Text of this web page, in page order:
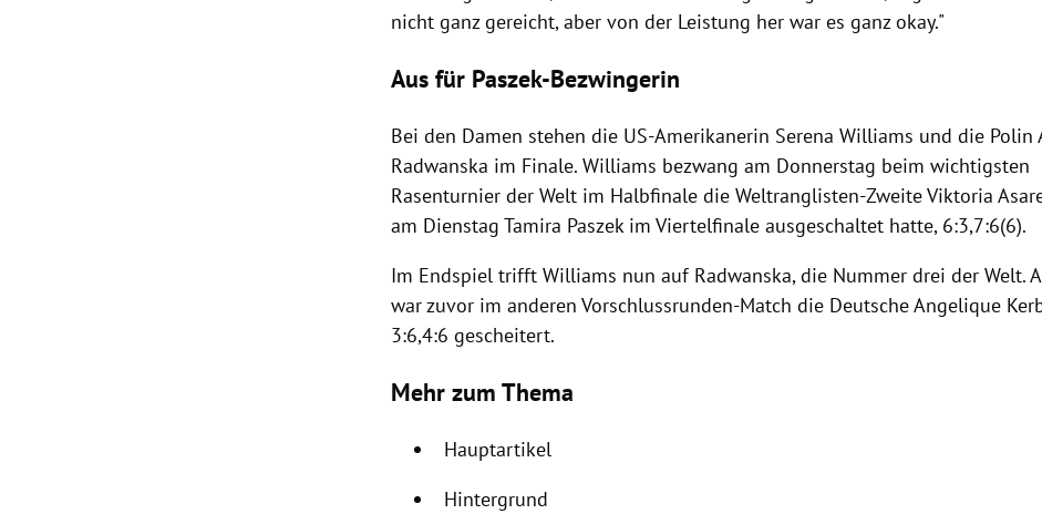
nicht ganz gereicht, aber von der Leistung her war es ganz okay."
Aus für Paszek-Bezwingerin
Bei den Damen stehen die US-Amerikanerin Serena Williams und die Polin
Radwanska im Finale.Williams bezwang am Donnerstag beim wichtigsten
Rasenturnier der Welt im Halbfinale die Weltranglisten-ZweiteViktoria
am DienstagTamira Paszekim Viertelfinale ausgeschaltet hatte, 6:3,7:6(6).
Im Endspiel trifftWilliams nun auf Radwanska, die Nummer drei der Welt.
war zuvor im anderen Vorschlussrunden-Match die Deutsche Angelique
3:6,4:6 gescheitert.
Mehr zum Thema
Hauptartikel
Hintergrund